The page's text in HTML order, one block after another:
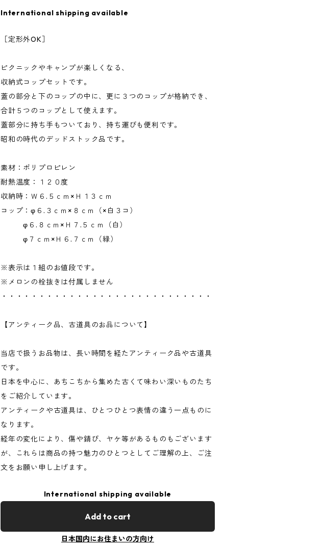
International shipping available
［定形外OK］
ピクニックやキャンプが楽しくなる、
収納式コップセットです。
蓋の部分と下のコップの中に、更に３つのコップが格納でき、
合計５つのコップとして使えます。
蓋部分に持ち手もついており、持ち運びも便利です。
昭和の時代のデッドストック品です。
素材：ポリプロピレン
耐熱温度：１２０度
収納時：Ｗ６.５ｃｍ×Ｈ１３ｃｍ
コップ：φ６.３ｃｍ×８ｃｍ（×白３コ）
φ６.８ｃｍ×Ｈ７.５ｃｍ（白）
φ７ｃｍ×Ｈ６.７ｃｍ（緑）
※表示は１組のお値段です。
※メロンの栓抜きは付属しません
・・・・・・・・・・・・・・・・・・・・・・・・・・・・
【アンティーク品、古道具のお品について】
当店で扱うお品物は、長い時間を経たアンティーク品や古道具
です。
日本を中心に、あちこちから集めた古くて味わい深いものたち
をご紹介しています。
アンティークや古道具は、ひとつひとつ表情の違う一点ものに
なります。
経年の変化により、傷や錆び、ヤケ等があるものもございます
が、これらは商品の持つ魅力のひとつとしてご理解の上、ご注
文をお願い申し上げます。
International shipping available
Add to cart
日本国内にお住まいの方向け